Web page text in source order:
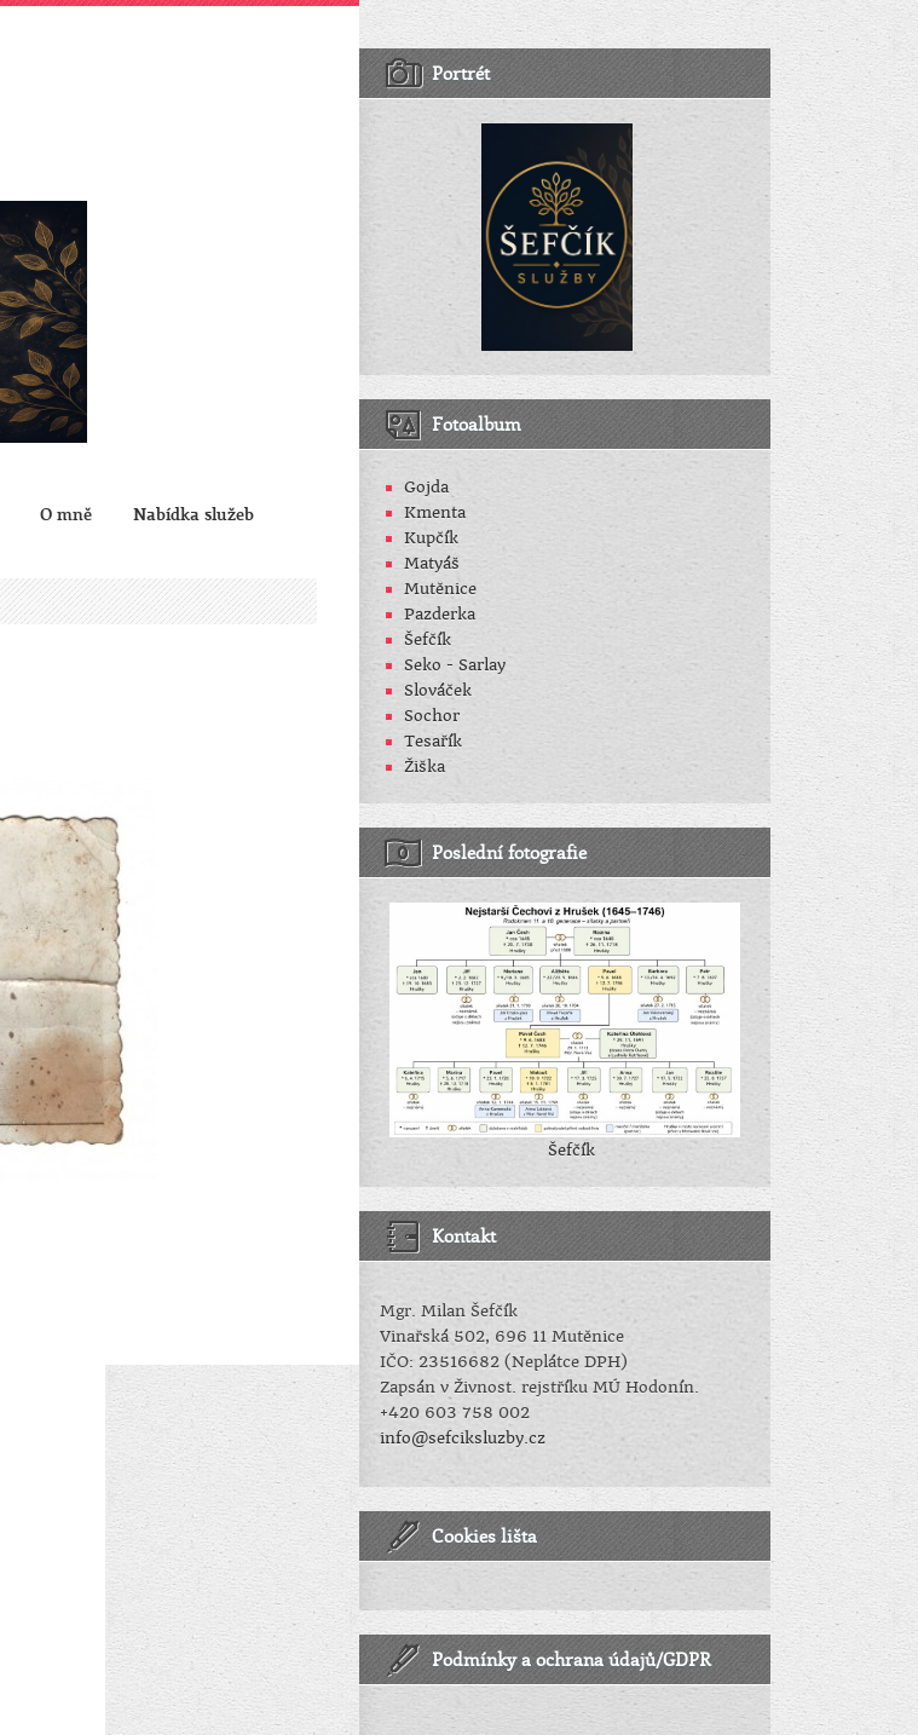
O mně Nabídka služeb
Portrét
Fotoalbum
Gojda
Kmenta
Kupčík
Matyáš
Mutěnice
Pazderka
Šefčík
Seko - Sarlay
Slováček
Sochor
Tesařík
Žiška
Poslední fotografie
Šefčík
Kontakt
Mgr. Milan Šefčík
Vinařská 502, 696 11 Mutěnice
IČO: 23516682 (Neplátce DPH)
Zapsán v Živnost. rejstříku MÚ Hodonín.
+420 603 758 002
info@sefciksluzby.cz
Cookies lišta
Podmínky a ochrana údajů/GDPR